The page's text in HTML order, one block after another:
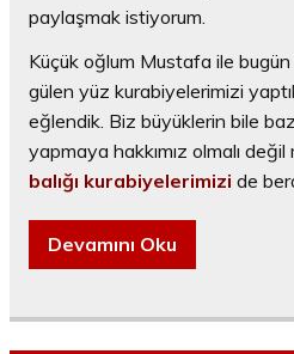
paylaşmak istiyorum.
Küçük oğlum Mustafa ile
gülen yüz kurabiyelerimizi
eğlendik. Biz büyüklerin bile
yapmaya hakkımız olmalı
balığı kurabiyelerimizi de
Devamını Oku